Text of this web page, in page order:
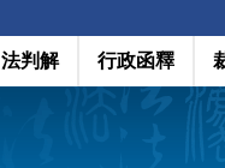
判解 行政函釋